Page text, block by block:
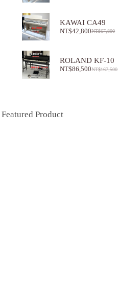
KAWAI CA49
NT$67,800
NT$42,800
ROLAND KF-10
NT$167,500
NT$86,500
Featured Product